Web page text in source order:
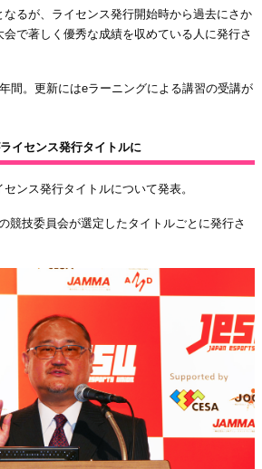
なるが、ライセンス発行開始時から過去にさか
で著しく優秀な成績を収めている人に発行さ
間。更新にはeラーニングによる講習の受講が
イセンス発行タイトルに
ンス発行タイトルについて発表。
競技委員会が選定したタイトルごとに発行さ